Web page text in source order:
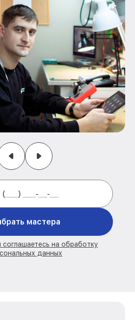
мастера
на обработку
данных